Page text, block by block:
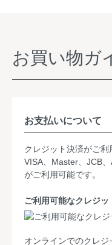
お買い物ガ
お支払いについて
クレジット決済がご利
VISA、Master、JCB
がご利用可能です。
ご利用可能なクレジッ
オンラインでのクレ